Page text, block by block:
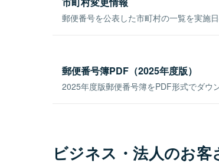
郵便番号を公表した市町村の一覧を実施
郵便番号簿PDF（2025年度版）
2025年度版郵便番号簿をPDF形式でダウ
ビジネス・法人のお客